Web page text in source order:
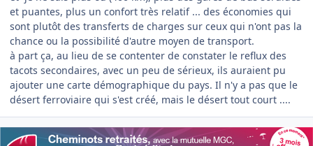
et puantes, plus un confort très relatif ... des économies qui
sont plutôt des transferts de charges sur ceux qui n'ont pas la
chance ou la possibilité d'autre moyen de transport.
à part ça, au lieu de se contenter de constater le reflux des
tacots secondaires, avec un peu de sérieux, ils auraient pu
ajouter une carte démographique du pays. Il n'y a pas que le
désert ferroviaire qui s'est créé, mais le désert tout court ....